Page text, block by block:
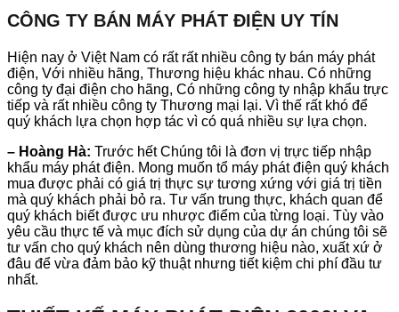
CÔNG TY BÁN MÁY PHÁT ĐIỆN UY TÍN
Hiện nay ở Việt Nam có rất rất nhiều công ty bán máy phát
điện, Với nhiều hãng, Thương hiệu khác nhau. Có những
công ty đại điện cho hãng, Có những công ty nhập khẩu trực
tiếp và rất nhiều công ty Thương mại lại. Vì thế rất khó để
quý khách lựa chọn hợp tác vì có quá nhiều sự lựa chọn.
– Hoàng Hà: Trước hết Chúng tôi là đơn vị trực tiếp nhập
khẩu máy phát điện. Mong muốn tổ máy phát điện quý khách
mua được phải có giá trị thực sự tương xứng với giá trị tiền
mà quý khách phải bỏ ra. Tư vấn trung thực, khách quan để
quý khách biết được ưu nhược điểm của từng loại. Tùy vào
yêu cầu thực tế và mục đích sử dụng của dự án chúng tôi sẽ
tư vấn cho quý khách nên dùng thương hiệu nào, xuất xứ ở
đâu để vừa đảm bảo kỹ thuật nhưng tiết kiệm chi phí đầu tư
nhất.